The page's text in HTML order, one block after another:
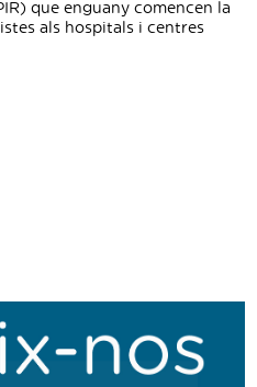
que enguany comencen la
als hospitals i centres